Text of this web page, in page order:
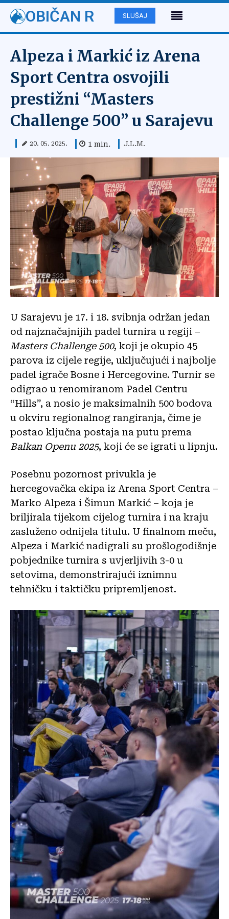
OBIČAN R SLUŠAJ
Alpeza i Markić iz Arena
Sport Centra osvojili
prestižni “Masters
Challenge 500” u Sarajevu
20. 05. 2025. 1 min. J.L.M.
U Sarajevu je 17. i 18. svibnja održan jedan
od najznačajnijih padel turnira u regiji –
Masters Challenge 500, koji je okupio 45
parova iz cijele regije, uključujući i najbolje
padel igrače Bosne i Hercegovine. Turnir se
odigrao u renomiranom Padel Centru
“Hills”, a nosio je maksimalnih 500 bodova
u okviru regionalnog rangiranja, čime je
postao ključna postaja na putu prema
Balkan Openu 2025, koji će se igrati u lipnju.
Posebnu pozornost privukla je
hercegovačka ekipa iz Arena Sport Centra –
Marko Alpeza i Šimun Markić – koja je
briljirala tijekom cijelog turnira i na kraju
zasluženo odnijela titulu. U finalnom meču,
Alpeza i Markić nadigrali su prošlogodišnje
pobjednike turnira s uvjerljivih 3-0 u
setovima, demonstrirajući iznimnu
tehničku i taktičku pripremljenost.